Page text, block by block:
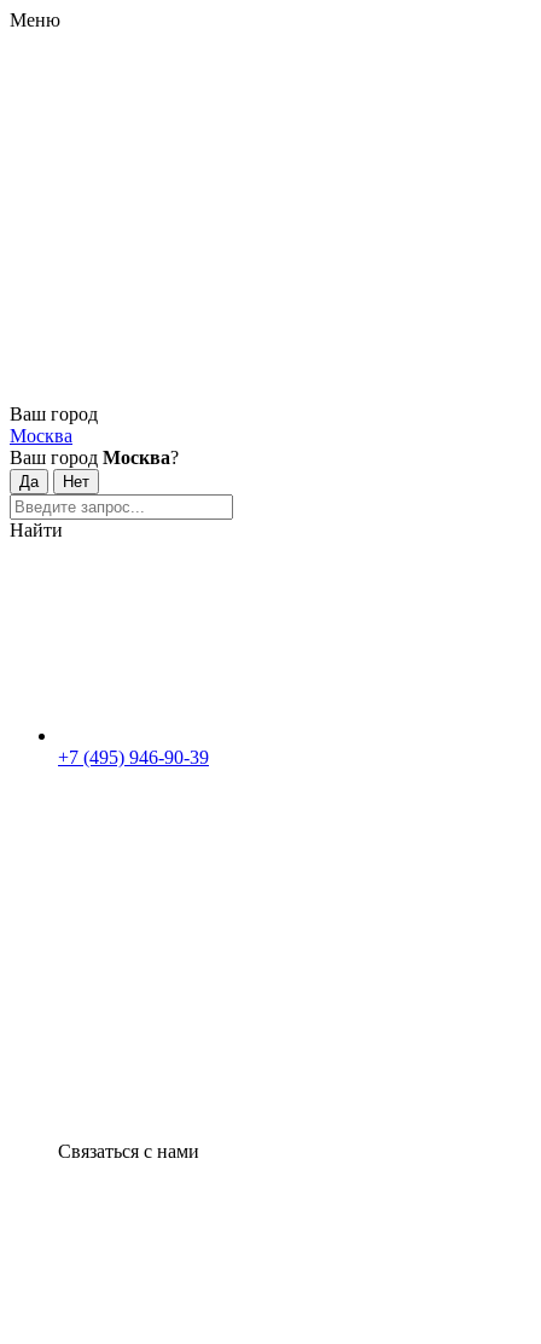
Меню
Ваш город
Москва
Ваш город Москва?
Найти
+7 (495) 946-90-39
Связаться с нами